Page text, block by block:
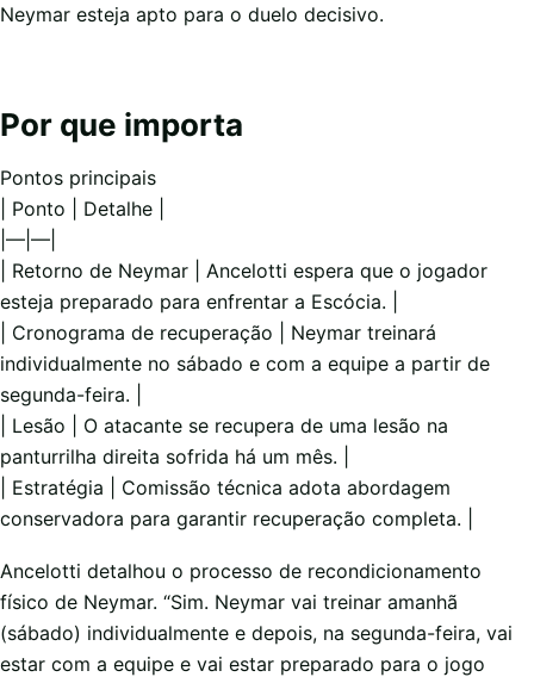
Neymar esteja apto para o duelo decisivo.
Por que importa
Pontos principais
| Ponto | Detalhe |
|—|—|
| Retorno de Neymar | Ancelotti espera que o jogador
esteja preparado para enfrentar a Escócia. |
| Cronograma de recuperação | Neymar treinará
individualmente no sábado e com a equipe a partir de
segunda-feira. |
| Lesão | O atacante se recupera de uma lesão na
panturrilha direita sofrida há um mês. |
| Estratégia | Comissão técnica adota abordagem
conservadora para garantir recuperação completa. |
Ancelotti detalhou o processo de recondicionamento
físico de Neymar. “Sim. Neymar vai treinar amanhã
(sábado) individualmente e depois, na segunda-feira, vai
estar com a equipe e vai estar preparado para o jogo